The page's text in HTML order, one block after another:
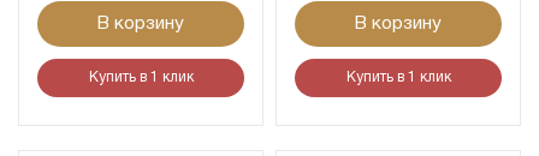
В корзину
Купить в 1 клик
В корзину
Купить в 1 клик